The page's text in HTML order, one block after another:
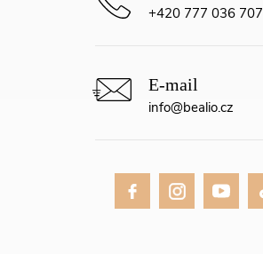
info@bealio.cz
+420 777 036 707